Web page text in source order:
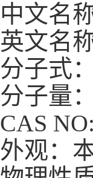
中文名
英文名
分子式
分子量
CAS
外观：